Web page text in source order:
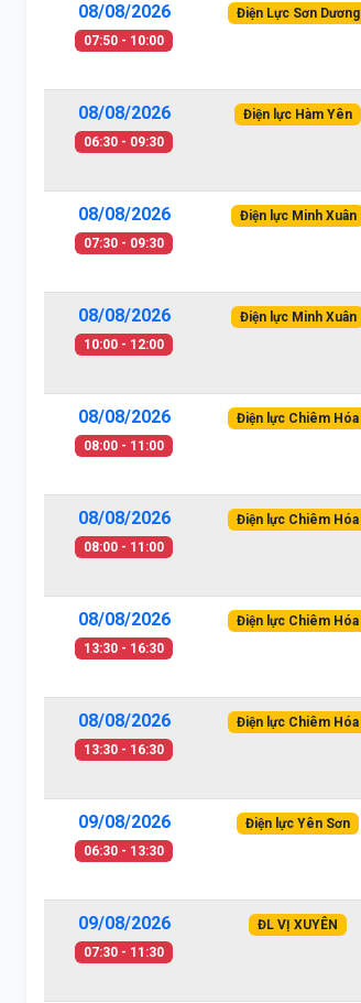
08/08/2026
07:50 - 10:00
Điện Lực Sơn Dương
08/08/2026
06:30 - 09:30
Điện lực Hàm Yên
08/08/2026
07:30 - 09:30
Điện lực Minh Xuân
08/08/2026
10:00 - 12:00
Điện lực Minh Xuân
08/08/2026
08:00 - 11:00
Điện lực Chiêm Hóa
08/08/2026
08:00 - 11:00
Điện lực Chiêm Hóa
08/08/2026
13:30 - 16:30
Điện lực Chiêm Hóa
08/08/2026
13:30 - 16:30
Điện lực Chiêm Hóa
09/08/2026
06:30 - 13:30
Điện lực Yên Sơn
09/08/2026
07:30 - 11:30
ĐL VỊ XUYÊN